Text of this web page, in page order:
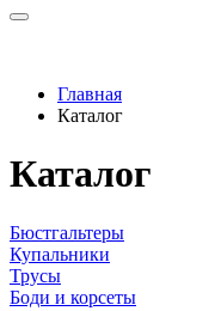
Главная
Каталог
Каталог
Бюстгальтеры
Купальники
Трусы
Боди и корсеты